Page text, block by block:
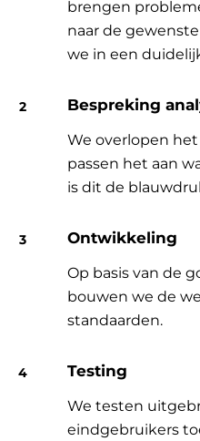
brengen
naar de
we in een
Bespreking
We overlopen
passen het aan
is dit de
Ontwikkeling
Op basis van de
bouwen we de
standaarden.
Testing
We testen
eindgebruikers